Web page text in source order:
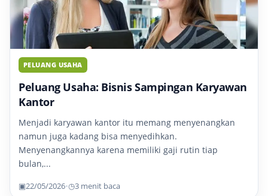
PELUANG USAHA
Peluang Usaha: Bisnis Sampingan Karyawan
Kantor
Menjadi karyawan kantor itu memang menyenangkan
namun juga kadang bisa menyedihkan.
Menyenangkannya karena memiliki gaji rutin tiap
bulan,...
▣22/05/2026•◷3 menit baca